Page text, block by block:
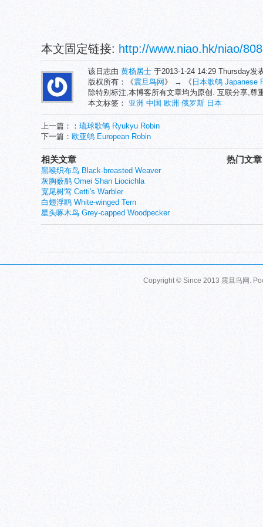
本文固定链接: http://www.niao.hk/niao/
该日志由 黄杨居士 于2013-1-24 14:29 Thursday发
版权所有：《震旦鸟网 》 → 《 日本歌鸲 Japanese
除特别标注,本博客所有文章均为原创. 互联分享,尊
本文标签： 亚洲 中国 欧洲 俄罗斯 日本
上一篇：： 琉球歌鸲 Ryukyu Robin
下一篇： 欧亚鸲 European Robin
热门文章
相关文章
黑喉织布鸟 Black-breasted Weaver
灰胸薮鹛 Omei Shan Liocichla
宽尾树莺 Cetti's Warbler
白翅浮鸥 White-winged Tern
星头啄木鸟 Grey-capped Woodpecker
Copyright © Since 2013 震旦鸟网 .